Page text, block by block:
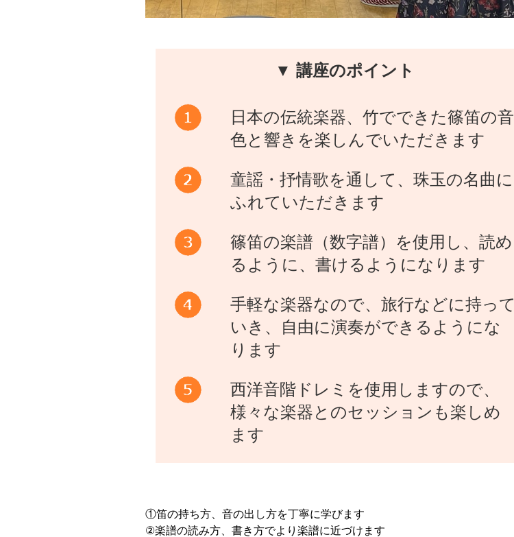
▼ 講座のポイント
日本の伝統楽器、竹でできた篠笛の音
色と響きを楽しんでいただきます
童謡・抒情歌を通して、珠玉の名曲に
ふれていただきます
篠笛の楽譜（数字譜）を使用し、読め
るように、書けるようになります
手軽な楽器なので、旅行などに持って
いき、自由に演奏ができるようにな
ります
西洋音階ドレミを使用しますので、
様々な楽器とのセッションも楽しめ
ます
①笛の持ち方、音の出し方を丁寧に学びます
②楽譜の読み方、書き方でより楽譜に近づけます